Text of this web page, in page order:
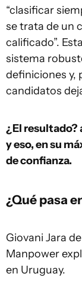
“clasificar
se trata de un
calificado”.
sistema
definiciones y,
candidatos
¿El resultado?
y eso, en su
de confianza.
¿Qué pasa
Giovani Jara
Manpower
en Uruguay.